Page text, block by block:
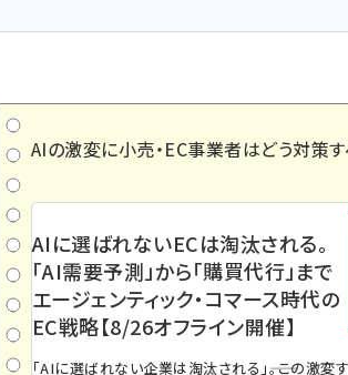
AIの激変に小売・EC事業者はどう対策
AIに選ばれないECは淘汰される。
「AI需要予測」から「購買代行」まで
エージェンティック・コマース時代の
EC戦略【8/26オフライン開催】
「AIに選ばれない企業は淘汰される」――。この激変す